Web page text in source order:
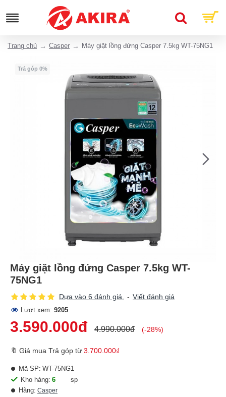
Trang chủ Casper Máy giặt lồng đứng Casper 7.5kg WT-75NG1
Trả góp 0%
Máy giặt lồng đứng Casper 7.5kg WT-
75NG1
Dựa vào 6 đánh giá. - Viết đánh giá
Lượt xem: 9205
3.590.000đ 4.990.000đ (-28%)
🔖 Giá mua Trả góp từ 3.700.000₫
Kho hàng: 6
sp
Hãng: Casper
Mã SP: WT-75NG1